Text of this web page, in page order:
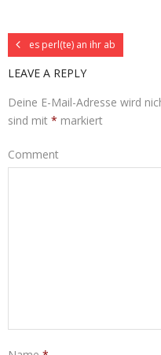
es perl(te) an ihr ab
LEAVE A REPLY
Deine E-Mail-Adresse wird
sind mit * markiert
Comment